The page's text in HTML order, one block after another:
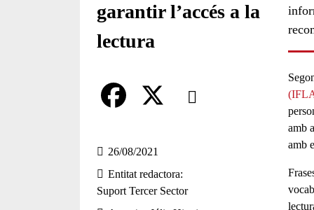
garantir l’accés a la
lectura
Comparteix
a
c
Compartir en altres xarxes
26/08/2021
Entitat redactora
Suport Tercer Sector
amb
amb